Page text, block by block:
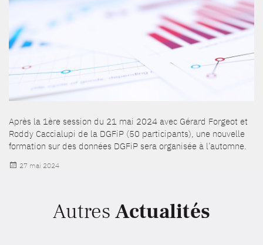
Après la 1ère session du 21 mai 2024 avec Gérard Forgeot et
Roddy Caccialupi de la DGFiP (50 participants), une nouvelle
formation sur des données DGFiP sera organisée à l’automne.
Publié
27 mai 2024
Autres Actualités